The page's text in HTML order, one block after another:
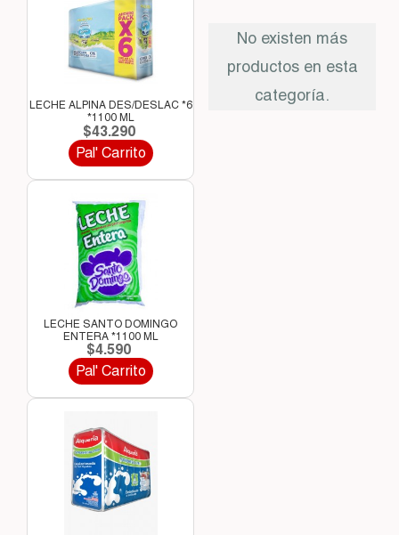
LECHE ALPINA DES/DESLAC *6
*1100 ML
$43.290
Pal' Carrito
LECHE SANTO DOMINGO
ENTERA *1100 ML
$4.590
Pal' Carrito
No existen más
productos en esta
categoría.